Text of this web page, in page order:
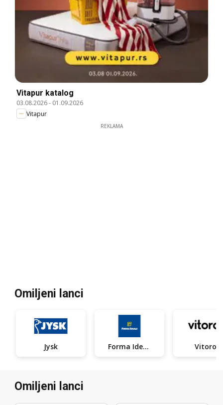
Vitapur katalog
03.08.2026- 01.09.2026
Vitapur
REKLAMA
Omiljeni lanci
Jysk Forma Ideale Vitorog
Omiljeni lanci